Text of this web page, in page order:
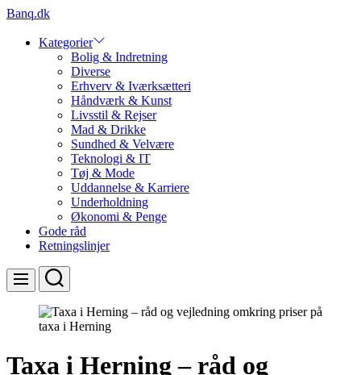
Skip
content
Banq.dk
Kategorier
Bolig & Indretning
Diverse
Erhverv & Iværksætteri
Håndværk & Kunst
Livsstil & Rejser
Mad & Drikke
Sundhed & Velvære
Teknologi & IT
Tøj & Mode
Uddannelse & Karriere
Underholdning
Økonomi & Penge
Gode råd
Retningslinjer
Menu Search
Taxa i Herning – råd og